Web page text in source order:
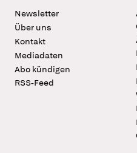
Newsletter
Über uns
Kontakt
Mediadaten
Abo kündigen
RSS-Feed